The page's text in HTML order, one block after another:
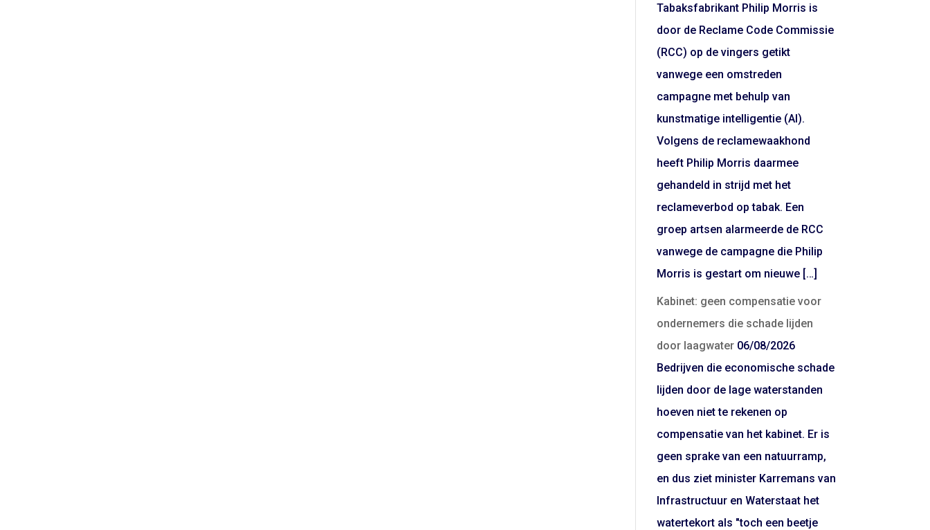
Tabaksfabrikant Philip Morris is
door de Reclame Code Commissie
(RCC) op de vingers getikt
vanwege een omstreden
campagne met behulp van
kunstmatige intelligentie (AI).
Volgens de reclamewaakhond
heeft Philip Morris daarmee
gehandeld in strijd met het
reclameverbod op tabak. Een
groep artsen alarmeerde de RCC
vanwege de campagne die Philip
Morris is gestart om nieuwe […]
Kabinet: geen compensatie voor
ondernemers die schade lijden
door laagwater 06/08/2026
Bedrijven die economische schade
lijden door de lage waterstanden
hoeven niet te rekenen op
compensatie van het kabinet. Er is
geen sprake van een natuurramp,
en dus ziet minister Karremans van
Infrastructuur en Waterstaat het
watertekort als "toch een beetje